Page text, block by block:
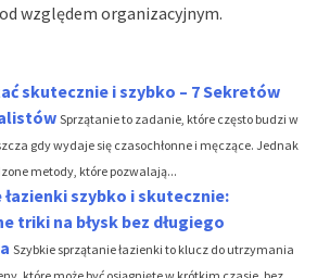
względem organizacyjnym.
skutecznie i szybko – 7 Sekretów
Sprzątanie to zadanie, które często budzi w
gdy wydaje się czasochłonne i męczące. Jednak
metody, które pozwalają...
łazienki szybko i skutecznie:
triki na błysk bez długiego
Szybkie sprzątanie łazienki to klucz do utrzymania